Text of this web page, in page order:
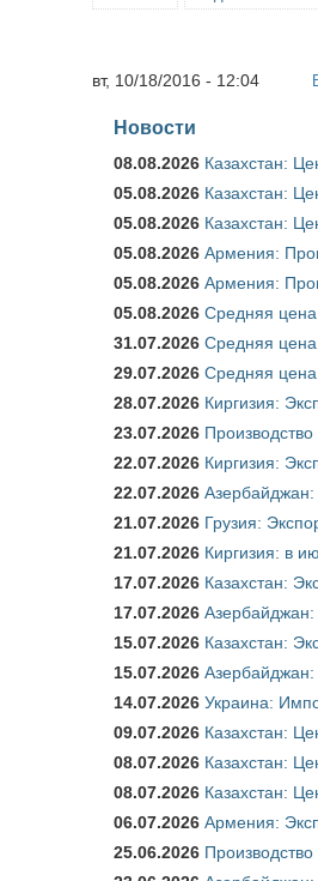
вт, 10/18/2016 - 12:04
Новости
08.08.2026 Казахстан:
05.08.2026 Казахстан:
05.08.2026 Казахстан:
05.08.2026 Армения:
05.08.2026 Армения:
05.08.2026 Средняя
31.07.2026 Средняя
29.07.2026 Средняя
28.07.2026 Киргизия:
23.07.2026
22.07.2026 Киргизия:
22.07.2026 Азербайджан:
21.07.2026 Грузия:
21.07.2026 Киргизия: в
17.07.2026 Казахстан:
17.07.2026 Азербайджан:
15.07.2026 Казахстан:
15.07.2026 Азербайджан:
14.07.2026 Украина:
09.07.2026 Казахстан:
08.07.2026 Казахстан:
08.07.2026 Казахстан:
06.07.2026 Армения:
25.06.2026